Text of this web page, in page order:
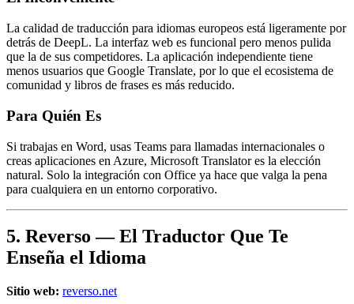
La calidad de traducción para idiomas europeos está ligeramente por
detrás de DeepL. La interfaz web es funcional pero menos pulida
que la de sus competidores. La aplicación independiente tiene
menos usuarios que Google Translate, por lo que el ecosistema de
comunidad y libros de frases es más reducido.
Para Quién Es
Si trabajas en Word, usas Teams para llamadas internacionales o
creas aplicaciones en Azure, Microsoft Translator es la elección
natural. Solo la integración con Office ya hace que valga la pena
para cualquiera en un entorno corporativo.
5. Reverso — El Traductor Que Te
Enseña el Idioma
Sitio web: reverso.net